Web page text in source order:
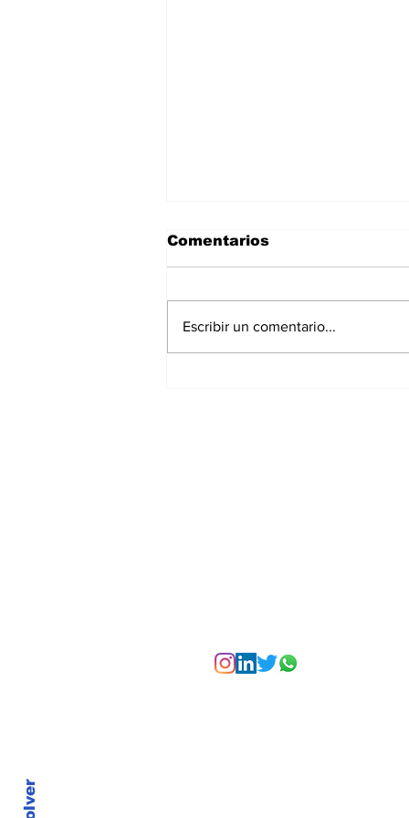
Comentarios
Escribir un comentario...
Volver